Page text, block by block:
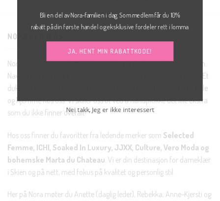
NORA SKIEN AS
Nora ble startet i august 2018 og ligger på Arkaden i Skien sentrum.
Navnet Nora er inspirert av Henrik Ibsens sterke kvinneskikkelse i «Et
dukkehjem», og vi brenner for at alle kvinner skal føle seg tøffe, kule
og hjemme hos oss. Vi skiller oss ut ved å håndplukke det lille ekstra
som du ikke finner overalt!
Hos oss finner du favoritter fra ledende merker som Selected
Femme, ICHI, Soaked In Luxury, JJXX, Culture, Vero Moda og
bohemske Marta du Chateau . Vi er din destinasjon for dameklær
i Skien og på nett, med fokus på kvalitet og personlig stil.
Her på Nora møter du Anette (daglig leder), Rebekka, Anne-Kjersti og
Bli en del av Nora-familien i dag. Som medlem får du 10%
rabatt på din første handel og eksklusive fordeler rett i lomma.
JA, HENT MIN RABATTKODE!